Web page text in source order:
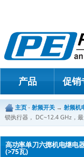
产品 促销
主页-射频开关 → 射频机
锁执行器， DC~12.4 GHz，
高功率单刀六掷机电继电
(>75瓦)